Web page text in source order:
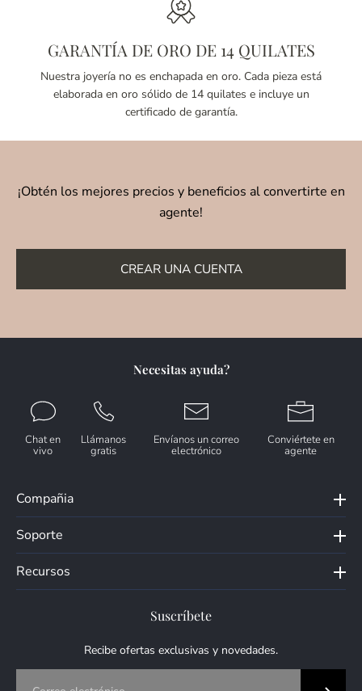
GARANTÍA DE ORO DE 14 QUILATES
Nuestra joyería no es enchapada en oro. Cada pieza está
elaborada en oro sólido de 14 quilates e incluye un
certificado de garantía.
¡Obtén los mejores precios y beneficios al convertirte en
agente!
CREAR UNA CUENTA
Necesitas ayuda?
Chat en
vivo
Llámanos
gratis
Envíanos un correo
electrónico
Conviértete en
agente
Compañia
Soporte
Recursos
Suscríbete
Recibe ofertas exclusivas y novedades.